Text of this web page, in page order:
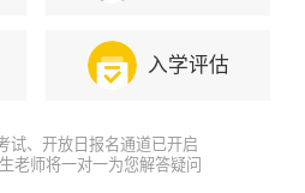
入学评估
试、开放日报名通道已开启
老师将一对一为您解答疑问